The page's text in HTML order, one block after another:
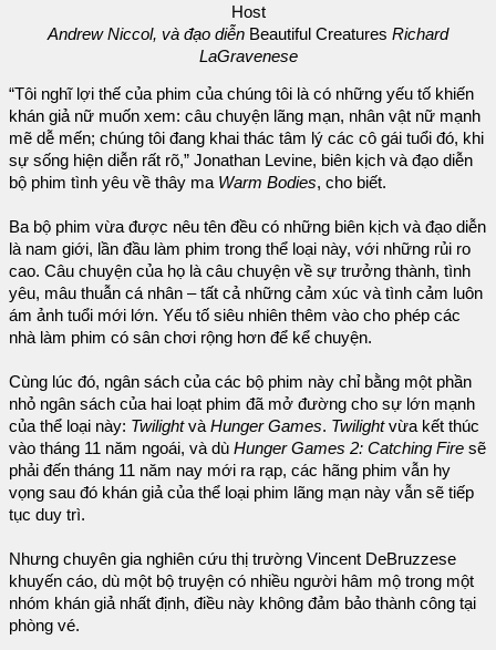
Host
Andrew Niccol, và đạo diễn Beautiful Creatures Richard
LaGravenese
“Tôi nghĩ lợi thế của phim của chúng tôi là có những yếu tố khiến
khán giả nữ muốn xem: câu chuyện lãng mạn, nhân vật nữ mạnh
mẽ dễ mến; chúng tôi đang khai thác tâm lý các cô gái tuổi đó, khi
sự sống hiện diễn rất rõ,” Jonathan Levine, biên kịch và đạo diễn
bộ phim tình yêu về thây ma Warm Bodies, cho biết.
Ba bộ phim vừa được nêu tên đều có những biên kịch và đạo diễn
là nam giới, lần đầu làm phim trong thể loại này, với những rủi ro
cao. Câu chuyện của họ là câu chuyện về sự trưởng thành, tình
yêu, mâu thuẫn cá nhân – tất cả những cảm xúc và tình cảm luôn
ám ảnh tuổi mới lớn. Yếu tố siêu nhiên thêm vào cho phép các
nhà làm phim có sân chơi rộng hơn để kể chuyện.
Cùng lúc đó, ngân sách của các bộ phim này chỉ bằng một phần
nhỏ ngân sách của hai loạt phim đã mở đường cho sự lớn mạnh
của thể loại này: TwilightvàHunger Games. Twilightvừa kết thúc
vào tháng 11 năm ngoái, và dù Hunger Games 2: Catching Fire sẽ
phải đến tháng 11 năm nay mới ra rạp, các hãng phim vẫn hy
vọng sau đó khán giả của thể loại phim lãng mạn này vẫn sẽ tiếp
tục duy trì.
Nhưng chuyên gia nghiên cứu thị trường Vincent DeBruzzese
khuyến cáo, dù một bộ truyện có nhiều người hâm mộ trong một
nhóm khán giả nhất định, điều này không đảm bảo thành công tại
phòng vé.